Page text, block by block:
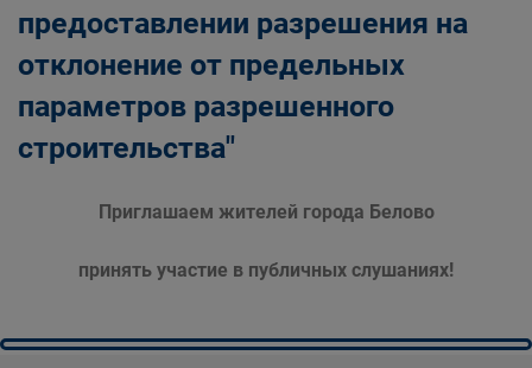
предоставлении разрешения на
отклонение от предельных
параметров разрешенного
строительства"
Приглашаем жителей города Белово
принять участие в публичных слушаниях!